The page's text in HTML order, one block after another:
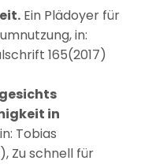
Ein Plädoyer für
in:
165(2017)
in
in: Tobias
Zu schnell für